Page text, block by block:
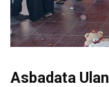
Asbadata